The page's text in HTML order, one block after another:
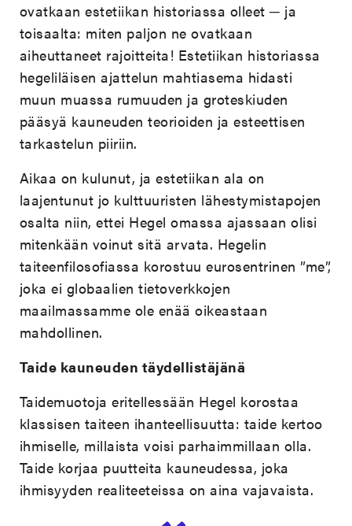
ovatkaan estetiikan historiassa olleet ─ ja
toisaalta: miten paljon ne ovatkaan
aiheuttaneet rajoitteita! Estetiikan historiassa
hegeliläisen ajattelun mahtiasema hidasti
muun muassa rumuuden ja groteskiuden
pääsyä kauneuden teorioiden ja esteettisen
tarkastelun piiriin.
Aikaa on kulunut, ja estetiikan ala on
laajentunut jo kulttuuristen lähestymistapojen
osalta niin, ettei Hegel omassa ajassaan olisi
mitenkään voinut sitä arvata. Hegelin
taiteenfilosofiassa korostuu eurosentrinen ”me”,
joka ei globaalien tietoverkkojen
maailmassamme ole enää oikeastaan
mahdollinen.
Taide kauneuden täydellistäjänä
Taidemuotoja eritellessään Hegel korostaa
klassisen taiteen ihanteellisuutta: taide kertoo
ihmiselle, millaista voisi parhaimmillaan olla.
Taide korjaa puutteita kauneudessa, joka
ihmisyyden realiteeteissa on aina vajavaista.